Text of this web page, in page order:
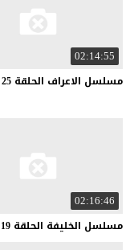
02:14:55
مسلسل الاعراف الحلقة 25
02:16:46
مسلسل الخليفة الحلقة 19